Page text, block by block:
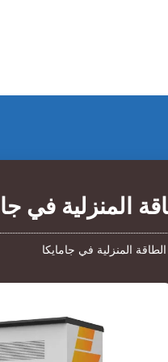
المنزلية في
المنزلية في جامايكا